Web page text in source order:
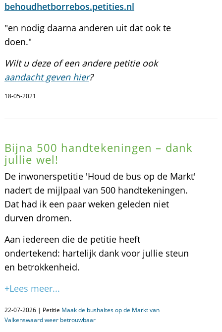
behoudhetborrebos.petities.nl
"en nodig daarna anderen uit dat ook te
doen."
Wilt u deze of een andere petitie ook
aandacht geven hier?
18-05-2021
Bijna 500 handtekeningen – dank
jullie wel!
De inwonerspetitie 'Houd de bus op de Markt'
nadert de mijlpaal van 500 handtekeningen.
Dat had ik een paar weken geleden niet
durven dromen.
Aan iedereen die de petitie heeft
ondertekend: hartelijk dank voor jullie steun
en betrokkenheid.
+Lees meer...
22-07-2026 | Petitie Maak de bushaltes op de Markt van
Valkenswaard weer betrouwbaar